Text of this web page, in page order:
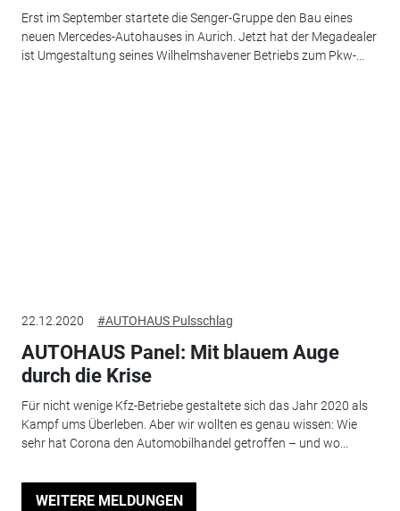
Erst im September startete die Senger-Gruppe den Bau eines
neuen Mercedes-Autohauses in Aurich. Jetzt hat der Megadealer
ist Umgestaltung seines Wilhelmshavener Betriebs zum Pkw-...
22.12.2020 #AUTOHAUS Pulsschlag
AUTOHAUS Panel: Mit blauem Auge
durch die Krise
Für nicht wenige Kfz-Betriebe gestaltete sich das Jahr 2020 als
Kampf ums Überleben. Aber wir wollten es genau wissen: Wie
sehr hat Corona den Automobilhandel getroffen – und wo...
WEITERE MELDUNGEN